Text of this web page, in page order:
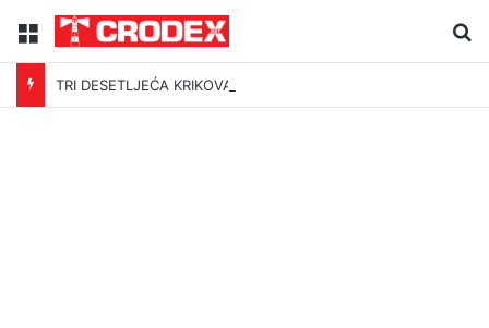
Menu
TRI DESETLJEĆA KRIKOVA OČAJNIKA